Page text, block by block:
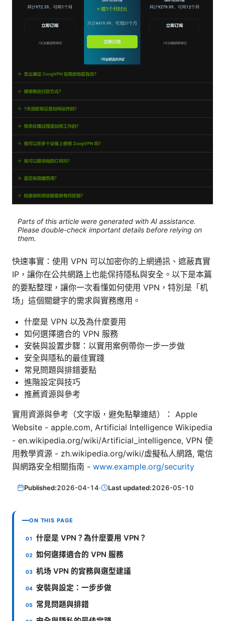
Parts of this article were generated with AI assistance.
Please double-check important details before relying on
them.
快速事實：使用 VPN 可以加密你的上網通訊、遮蔽真實
IP，讓你在公共網路上也能保持隱私與安全。以下是本篇
的要點整理，讓你一次看懂如何使用 VPN，特別是「机
场」這個關鍵字的需求與實務應用。
什麼是 VPN 以及為什麼要用
如何選擇適合的 VPN 服務
安裝與設置步驟：以實用案例帶你一步一步做
安全與隱私的最佳實踐
常見問題與排錯要點
進階設定與技巧
推薦資源與參考
實用資源與參考（文字版，避免點擊連結）： Apple
Website - apple.com, Artificial Intelligence Wikipedia
- en.wikipedia.org/wiki/Artificial_intelligence, VPN 使
用教學資源 - zh.wikipedia.org/wiki/虛擬私人網路, 電信
與網路安全相關指南 - www.example.org/security
Published:2026-04-14· Last updated:2026-05-10
ON THIS PAGE
什麼是 VPN？為什麼要用 VPN？
如何選擇適合的 VPN 服務
机场 VPN 的實務與選型建議
安裝與設定：一步步做
常見問題與排錯